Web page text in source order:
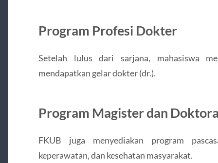
Program Profesi Dokter
Setelah lulus dari sarjana, mahasiswa
mendapatkan gelar dokter (dr.).
Program Magister dan
FKUB juga menyediakan program
keperawatan, dan kesehatan masyarakat.